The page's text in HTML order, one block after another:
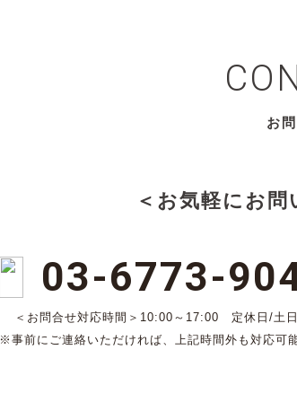
お
＜お気軽にお
03-6773-
＜お問合せ対応時間＞10:00～17:00 定休日/土
※事前にご連絡いただければ、上記時間外も対応可能